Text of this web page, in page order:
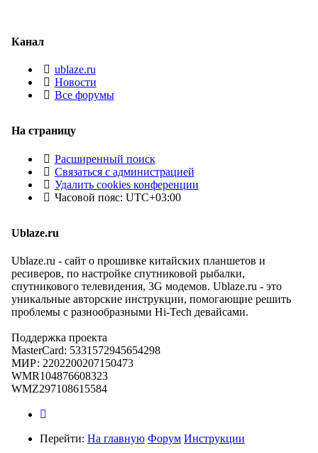
Канал
ublaze.ru
Новости
Все форумы
На страницу
Расширенный поиск
Связаться с администрацией
Удалить cookies конференции
Часовой пояс: UTC+03:00
Ublaze.ru
Ublaze.ru - сайт о прошивке китайских планшетов и
ресиверов, по настройке спутниковой рыбалки,
спутникового телевидения, 3G модемов. Ublaze.ru - это
уникальные авторские инструкции, помогающие решить
проблемы с разнообразными Hi-Tech девайсами.
Поддержка проекта
MasterCard: 5331572945654298
МИР: 2202200207150473
WMR104876608323
WMZ297108615584
Перейти: На главную Форум Инструкции